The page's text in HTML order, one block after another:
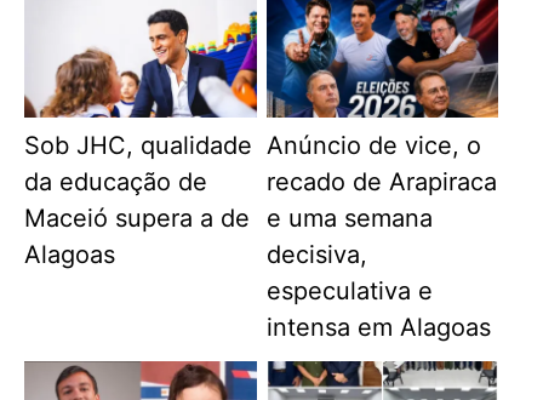
Sob JHC, qualidade
da educação de
Maceió supera a de
Alagoas
Anúncio de vice, o
recado de Arapiraca
e uma semana
decisiva,
especulativa e
intensa em Alagoas